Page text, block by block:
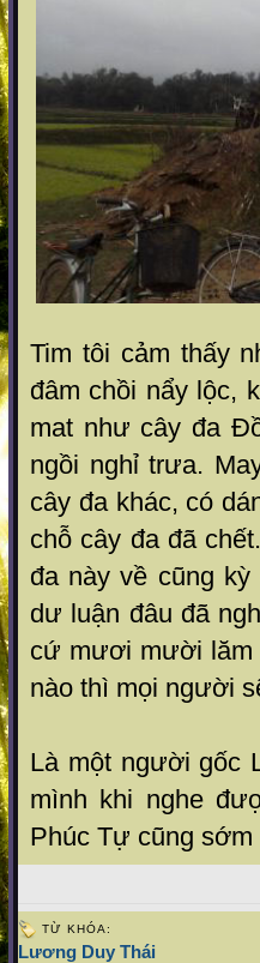
Tim tôi cảm thấy
đâm chồi nẩy lộc,
mat như cây đa
ngồi nghỉ trưa.
cây đa khác, có
chỗ cây đa đã
đa này về cũng
dư luận đâu đã
cứ mươi mười lăm
nào thì mọi người
Là một người gốc
mình khi nghe
Phúc Tự cũng sớm
TỪ KHÓA:
Lương Duy Thái